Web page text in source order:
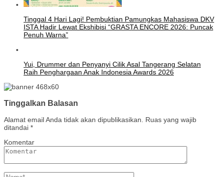
Tinggal 4 Hari Lagi! Pembuktian Pamungkas Mahasiswa DKV
ISTA Hadir Lewat Ekshibisi “GRASTA ENCORE 2026: Puncak
Penuh Warna”
Yui, Drummer dan Penyanyi Cilik Asal Tangerang Selatan
Raih Penghargaan Anak Indonesia Awards 2026
Tinggalkan Balasan
Alamat email Anda tidak akan dipublikasikan. Ruas yang wajib
ditandai *
Komentar